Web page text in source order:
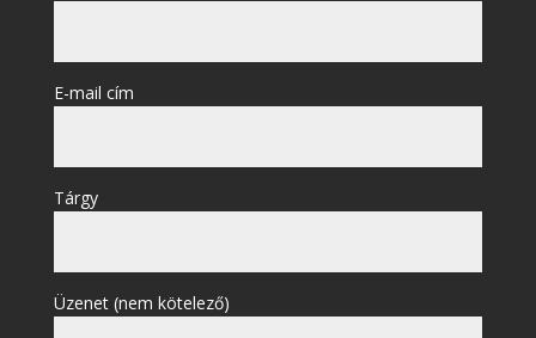
E-mail cím
Tárgy
Üzenet (nem kötelező)